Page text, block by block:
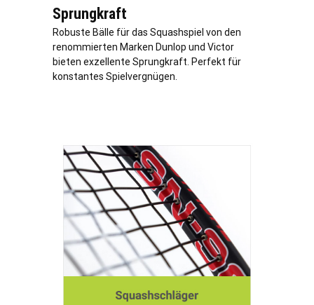
Sprungkraft
Robuste Bälle für das Squashspiel von den
renommierten Marken Dunlop und Victor
bieten exzellente Sprungkraft. Perfekt für
konstantes Spielvergnügen.